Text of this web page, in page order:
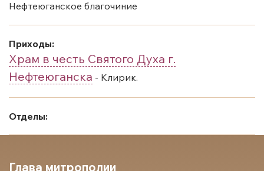
Нефтеюганское благочиние
Приходы:
Храм в честь Святого Духа г.
Нефтеюганска - Клирик.
Отделы:
Глава митрополии